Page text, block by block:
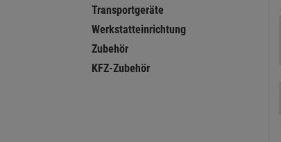
Transportgeräte
Werkstatteinrichtung
Zubehör
KFZ-Zubehör